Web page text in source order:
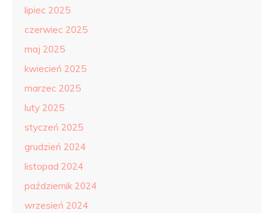
lipiec 2025
czerwiec 2025
maj 2025
kwiecień 2025
marzec 2025
luty 2025
styczeń 2025
grudzień 2024
listopad 2024
październik 2024
wrzesień 2024